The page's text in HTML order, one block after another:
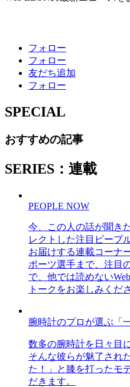
フォロー
フォロー
友だち追加
フォロー
SPECIAL
おすすめの記事
SERIES：連載
PEOPLE NOW
今、この人の話が聞き
レクトした注目ピープ
お届けする連載コーナ
ポーツ選手まで、注目
で、他では読めない
トークをお楽しみくだ
腕時計のプロが選ぶ「
数多の腕時計を日々目
そんな彼らが魅了され
た！」と膝を打ったモ
だきます。